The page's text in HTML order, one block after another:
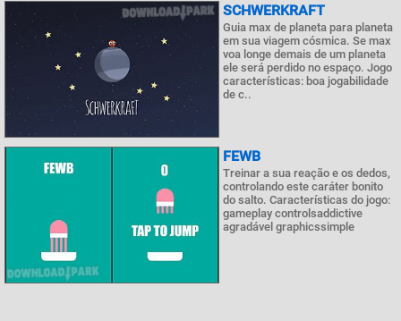
SCHWERKRAFT
Guia max de planeta para planeta
em sua viagem cósmica. Se max
voa longe demais de um planeta
ele será perdido no espaço. Jogo
características: boa jogabilidade
de c..
FEWB
Treinar a sua reação e os dedos,
controlando este caráter bonito
do salto. Características do jogo:
gameplay controlsaddictive
agradável graphicssimple